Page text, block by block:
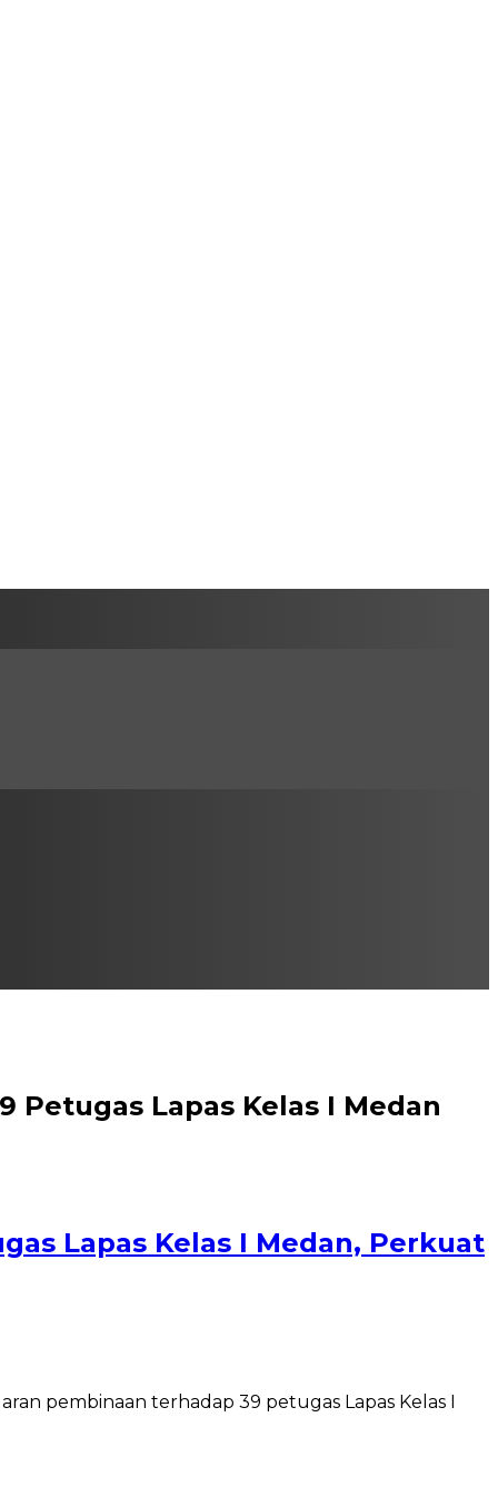
Petugas Lapas Kelas I Medan
Lapas Kelas I Medan, Perkuat
pembinaan terhadap 39 petugas Lapas Kelas I